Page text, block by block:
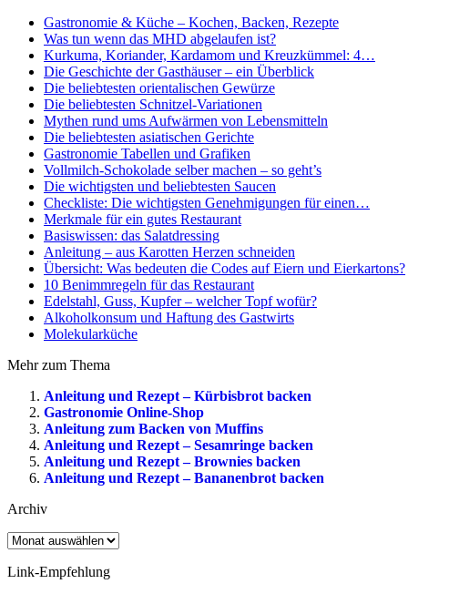
Gastronomie & Küche – Kochen, Backen, Rezepte
Was tun wenn das MHD abgelaufen ist?
Kurkuma, Koriander, Kardamom und Kreuzkümmel: 4…
Die Geschichte der Gasthäuser – ein Überblick
Die beliebtesten orientalischen Gewürze
Die beliebtesten Schnitzel-Variationen
Mythen rund ums Aufwärmen von Lebensmitteln
Die beliebtesten asiatischen Gerichte
Gastronomie Tabellen und Grafiken
Vollmilch-Schokolade selber machen – so geht’s
Die wichtigsten und beliebtesten Saucen
Checkliste: Die wichtigsten Genehmigungen für einen…
Merkmale für ein gutes Restaurant
Basiswissen: das Salatdressing
Anleitung – aus Karotten Herzen schneiden
Übersicht: Was bedeuten die Codes auf Eiern und Eierkartons?
10 Benimmregeln für das Restaurant
Edelstahl, Guss, Kupfer – welcher Topf wofür?
Alkoholkonsum und Haftung des Gastwirts
Molekularküche
Mehr zum Thema
Anleitung und Rezept – Kürbisbrot backen
Gastronomie Online-Shop
Anleitung zum Backen von Muffins
Anleitung und Rezept – Sesamringe backen
Anleitung und Rezept – Brownies backen
Anleitung und Rezept – Bananenbrot backen
Archiv
Archiv
Link-Empfehlung